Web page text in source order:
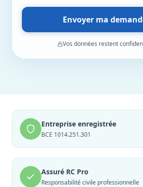
Envoyer ma
Vos données restent
Entreprise enregistrée
BCE 1014.251.301
Assuré RC Pro
Responsabilité civile professionnelle